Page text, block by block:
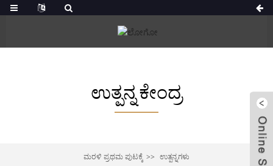
ಉತ್ಪನ್ನ ಕೇಂದ್ರ
ಮರಳಿ ಪ್ರಥಮ ಪುಟಕ್ಕೆ ಉತ್ಪನ್ನಗಳು